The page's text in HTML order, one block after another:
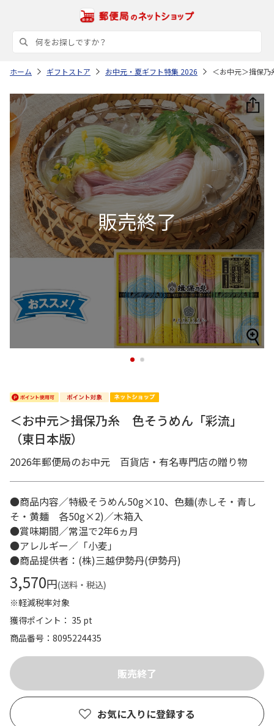
ホーム ギフトストア お中元・夏ギフト特集 2026 ＜お中元＞揖保
1 2
＜お中元＞揖保乃糸 色そうめん「彩流」
（東日本版）
2026年郵便局のお中元 百貨店・有名専門店の贈り物
●商品内容／特級そうめん50g×10、色麺(赤しそ・青し
そ・黄麺 各50g×2)／木箱入
●賞味期間／常温で2年6ヵ月
●アレルギー／「小麦」
●商品提供者：(株)三越伊勢丹(伊勢丹)
3,570円(送料・税込)
※軽減税率対象
獲得ポイント： 35 pt
商品番号
8095224435
お気に入りに登録する